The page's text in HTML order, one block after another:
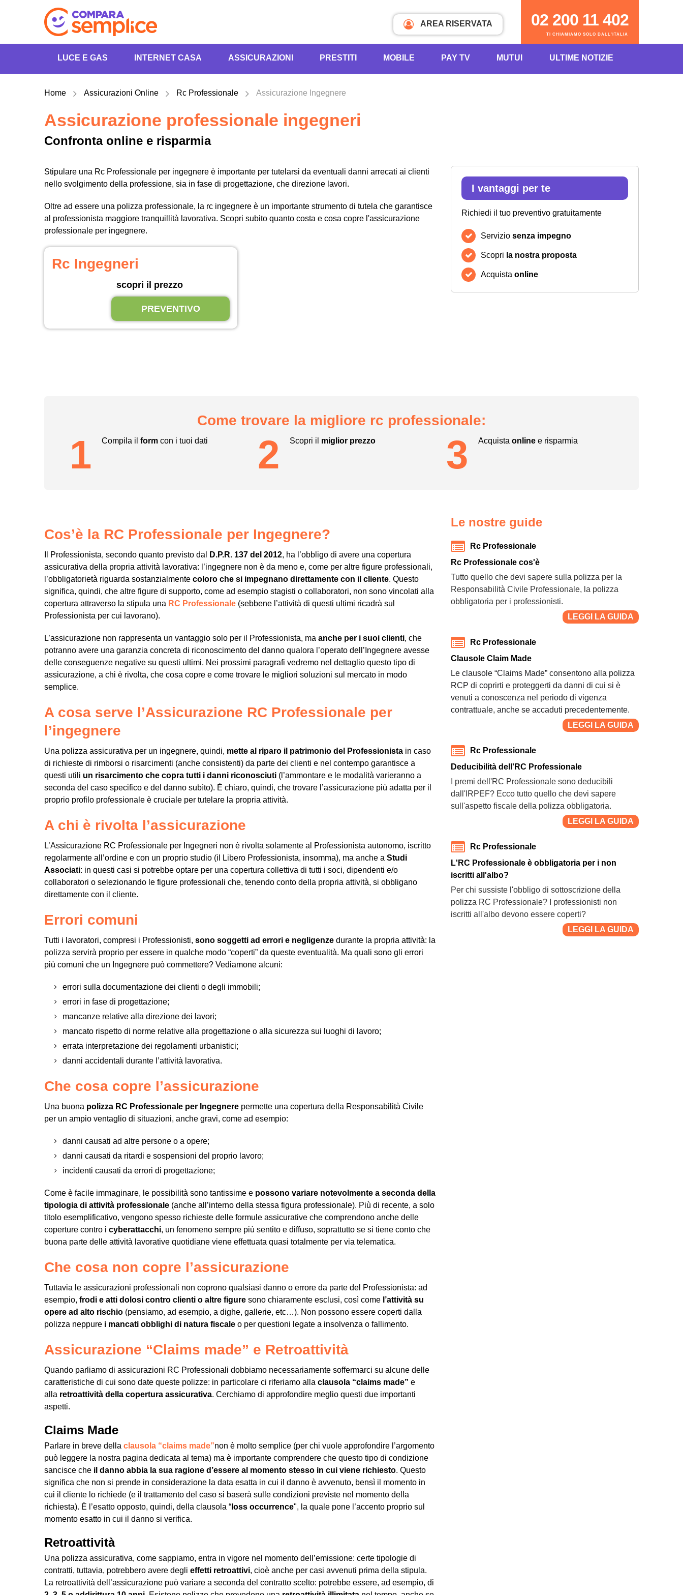
TI CHIAMIAMO SOLO DALL'ITALIA
02 200 11 402
AREA RISERVATA
LUCE E GAS INTERNET CASA ASSICURAZIONI PRESTITI MOBILE PAY TV MUTUI ULTIME NOTIZIE
Home Assicurazioni Online Rc Professionale Assicurazione Ingegnere
Assicurazione professionale ingegneri
Confronta online e risparmia
Stipulare una Rc Professionale per ingegnere è importante per tutelarsi da eventuali danni arrecati ai clienti
nello svolgimento della professione, sia in fase di progettazione, che direzione lavori.
Oltre ad essere una polizza professionale, la rc ingegnere è un importante strumento di tutela che garantisce
al professionista maggiore tranquillità lavorativa. Scopri subito quanto costa e cosa copre l'assicurazione
professionale per ingegnere.
Rc Ingegneri
scopri il prezzo
PREVENTIVO
I vantaggi per te
Richiedi il tuo preventivo gratuitamente
Servizio senza impegno
Scopri la nostra proposta
Acquista online
Come trovare la migliore rc professionale:
1 Compila il form con i tuoi dati 2 Scopri il miglior prezzo 3 Acquista onlinee risparmia
Cos’è la RC Professionale per Ingegnere?
Il Professionista, secondo quanto previsto dal D.P.R. 137 del 2012, ha l’obbligo di avere una copertura
assicurativa della propria attività lavorativa: l’ingegnere non è da meno e, come per altre figure professionali,
l’obbligatorietà riguarda sostanzialmente coloro che si impegnano direttamente con il cliente. Questo
significa, quindi, che altre figure di supporto, come ad esempio stagisti o collaboratori, non sono vincolati alla
copertura attraverso la stipula una RC Professionale (sebbene l’attività di questi ultimi ricadrà sul
Professionista per cui lavorano).
L’assicurazione non rappresenta un vantaggio solo per il Professionista, ma anche per i suoi clienti, che
potranno avere una garanzia concreta di riconoscimento del danno qualora l’operato dell’Ingegnere avesse
delle conseguenze negative su questi ultimi. Nei prossimi paragrafi vedremo nel dettaglio questo tipo di
assicurazione, a chi è rivolta, che cosa copre e come trovare le migliori soluzioni sul mercato in modo
semplice.
A cosa serve l’Assicurazione RC Professionale per
l’ingegnere
Una polizza assicurativa per un ingegnere, quindi, mette al riparo il patrimonio del Professionista in caso
di richieste di rimborsi o risarcimenti (anche consistenti) da parte dei clienti e nel contempo garantisce a
questi utili un risarcimento che copra tutti i danni riconosciuti (l’ammontare e le modalità varieranno a
seconda del caso specifico e del danno subìto). È chiaro, quindi, che trovare l’assicurazione più adatta per il
proprio profilo professionale è cruciale per tutelare la propria attività.
A chi è rivolta l’assicurazione
L’Assicurazione RC Professionale per Ingegneri non è rivolta solamente al Professionista autonomo, iscritto
regolarmente all’ordine e con un proprio studio (il Libero Professionista, insomma), ma anche a Studi
Associati: in questi casi si potrebbe optare per una copertura collettiva di tutti i soci, dipendenti e/o
collaboratori o selezionando le figure professionali che, tenendo conto della propria attività, si obbligano
direttamente con il cliente.
Errori comuni
Tutti i lavoratori, compresi i Professionisti, sono soggetti ad errori e negligenze durante la propria attività: la
polizza servirà proprio per essere in qualche modo “coperti” da queste eventualità. Ma quali sono gli errori
più comuni che un Ingegnere può commettere? Vediamone alcuni:
errori sulla documentazione dei clienti o degli immobili;
errori in fase di progettazione;
mancanze relative alla direzione dei lavori;
mancato rispetto di norme relative alla progettazione o alla sicurezza sui luoghi di lavoro;
errata interpretazione dei regolamenti urbanistici;
danni accidentali durante l’attività lavorativa.
Che cosa copre l’assicurazione
Una buona polizza RC Professionale per Ingegnere permette una copertura della Responsabilità Civile
per un ampio ventaglio di situazioni, anche gravi, come ad esempio:
danni causati ad altre persone o a opere;
danni causati da ritardi e sospensioni del proprio lavoro;
incidenti causati da errori di progettazione;
Come è facile immaginare, le possibilità sono tantissime e possono variare notevolmente a seconda della
tipologia di attività professionale (anche all’interno della stessa figura professionale). Più di recente, a solo
titolo esemplificativo, vengono spesso richieste delle formule assicurative che comprendono anche delle
coperture contro i cyberattacchi, un fenomeno sempre più sentito e diffuso, soprattutto se si tiene conto che
buona parte delle attività lavorative quotidiane viene effettuata quasi totalmente per via telematica.
Che cosa non copre l’assicurazione
Tuttavia le assicurazioni professionali non coprono qualsiasi danno o errore da parte del Professionista: ad
esempio, frodi e atti dolosi contro clienti o altre figure sono chiaramente esclusi, così come l’attività su
opere ad alto rischio (pensiamo, ad esempio, a dighe, gallerie, etc…). Non possono essere coperti dalla
polizza neppure i mancati obblighi di natura fiscale o per questioni legate a insolvenza o fallimento.
Assicurazione “Claims made” e Retroattività
Quando parliamo di assicurazioni RC Professionali dobbiamo necessariamente soffermarci su alcune delle
caratteristiche di cui sono date queste polizze: in particolare ci riferiamo alla clausola “claims made” e
alla retroattività della copertura assicurativa. Cerchiamo di approfondire meglio questi due importanti
aspetti.
Claims Made
Parlare in breve della clausola “claims made”non è molto semplice (per chi vuole approfondire l’argomento
può leggere la nostra pagina dedicata al tema) ma è importante comprendere che questo tipo di condizione
sancisce che il danno abbia la sua ragione d’essere al momento stesso in cui viene richiesto. Questo
significa che non si prende in considerazione la data esatta in cui il danno è avvenuto, bensì il momento in
cui il cliente lo richiede (e il trattamento del caso si baserà sulle condizioni previste nel momento della
richiesta). È l’esatto opposto, quindi, della clausola “ loss occurrence", la quale pone l’accento proprio sul
momento esatto in cui il danno si verifica.
Retroattività
Una polizza assicurativa, come sappiamo, entra in vigore nel momento dell’emissione: certe tipologie di
contratti, tuttavia, potrebbero avere degli effetti retroattivi, cioè anche per casi avvenuti prima della stipula.
La retroattività dell’assicurazione può variare a seconda del contratto scelto: potrebbe essere, ad esempio, di
Le nostre guide
Rc Professionale
Rc Professionale cos'è
Tutto quello che devi sapere sulla polizza per la
Responsabilità Civile Professionale, la polizza
obbligatoria per i professionisti.
LEGGI LA GUIDA
Rc Professionale
Clausole Claim Made
Le clausole “Claims Made” consentono alla polizza
RCP di coprirti e proteggerti da danni di cui si è
venuti a conoscenza nel periodo di vigenza
contrattuale, anche se accaduti precedentemente.
LEGGI LA GUIDA
Rc Professionale
Deducibilità dell'RC Professionale
I premi dell'RC Professionale sono deducibili
dall'IRPEF? Ecco tutto quello che devi sapere
sull'aspetto fiscale della polizza obbligatoria.
LEGGI LA GUIDA
Rc Professionale
L'RC Professionale è obbligatoria per i non
iscritti all'albo?
Per chi sussiste l'obbligo di sottoscrizione della
polizza RC Professionale? I professionisti non
iscritti all'albo devono essere coperti?
LEGGI LA GUIDA